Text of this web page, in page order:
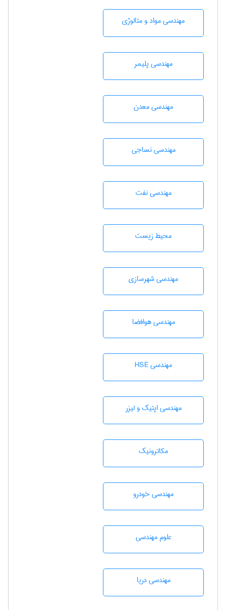
مهندسی مواد و متالوژی
مهندسی پليمر
مهندسی معدن
مهندسي نساجی
مهندسی نفت
محيط زيست
مهندسی شهرسازی
مهندسی هوافضا
مهندسی HSE
مهندسی اپتیک و لیزر
مکاترونیک
مهندسی خودرو
علوم مهندسی
مهندسی دریا